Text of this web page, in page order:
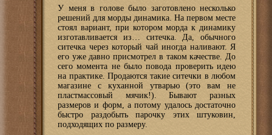
У меня в голове было заготовлено несколько
решений для морды динамика. На первом месте
стоял вариант, при котором морда к динамику
изготавливается из… ситечка. Да, обычного
ситечка через который чай иногда наливают. Я
его уже давно присмотрел в таком качестве. До
сего момента не было повода проверить идею
на практике. Продаются такие ситечки в любом
магазине с куханной утварью (это вам не
пластмассовый мячик!). Бывают разных
размеров и форм, а потому удалось достаточно
быстро раздобыть парочку этих штуковин,
подходящих по размеру.